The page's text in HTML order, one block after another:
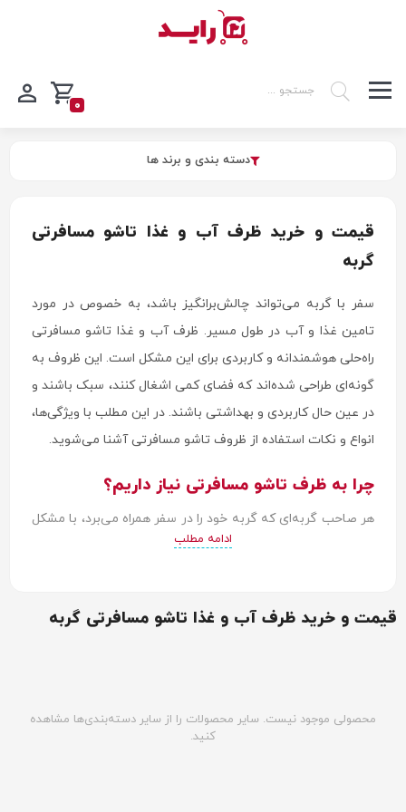
0
دسته بندی و برند ها
قیمت و خرید ظرف آب و غذا تاشو مسافرتی
گربه
سفر با گربه می‌تواند چالش‌برانگیز باشد، به خصوص در مورد
تامین غذا و آب در طول مسیر. ظرف آب و غذا تاشو مسافرتی
راه‌حلی هوشمندانه و کاربردی برای این مشکل است. این ظروف به
گونه‌ای طراحی شده‌اند که فضای کمی اشغال کنند، سبک باشند و
در عین حال کاربردی و بهداشتی باشند. در این مطلب با ویژگی‌ها،
انواع و نکات استفاده از ظروف تاشو مسافرتی آشنا می‌شوید.
چرا به ظرف تاشو مسافرتی نیاز داریم؟
هر صاحب گربه‌ای که گربه خود را در سفر همراه می‌برد، با مشکل
حمل ظروف آب و غذا روبرو است. ظروف معمولی حجیم هستند،
باز می‌شوند و به ظرف کامل تبدیل می‌شوند.
ادامه مطلب
قیمت و خرید ظرف آب و غذا تاشو مسافرتی گربه
محصولی موجود نیست. سایر محصولات را از سایر دسته‌بندی‌ها مشاهده
کنید.